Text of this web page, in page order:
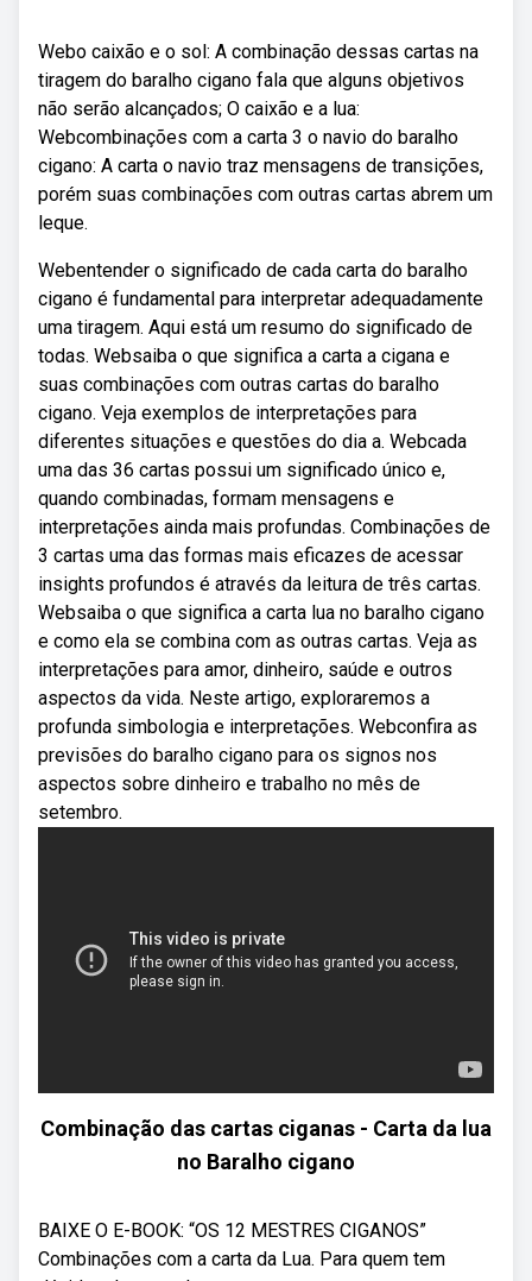
Webo caixão e o sol: A combinação dessas cartas na
tiragem do baralho cigano fala que alguns objetivos
não serão alcançados; O caixão e a lua:
Webcombinações com a carta 3 o navio do baralho
cigano: A carta o navio traz mensagens de transições,
porém suas combinações com outras cartas abrem um
leque.
Webentender o significado de cada carta do baralho
cigano é fundamental para interpretar adequadamente
uma tiragem. Aqui está um resumo do significado de
todas. Websaiba o que significa a carta a cigana e
suas combinações com outras cartas do baralho
cigano. Veja exemplos de interpretações para
diferentes situações e questões do dia a. Webcada
uma das 36 cartas possui um significado único e,
quando combinadas, formam mensagens e
interpretações ainda mais profundas. Combinações de
3 cartas uma das formas mais eficazes de acessar
insights profundos é através da leitura de três cartas.
Websaiba o que significa a carta lua no baralho cigano
e como ela se combina com as outras cartas. Veja as
interpretações para amor, dinheiro, saúde e outros
aspectos da vida. Neste artigo, exploraremos a
profunda simbologia e interpretações. Webconfira as
previsões do baralho cigano para os signos nos
aspectos sobre dinheiro e trabalho no mês de
setembro.
Combinação das cartas ciganas - Carta da lua
no Baralho cigano
BAIXE O E-BOOK: “OS 12 MESTRES CIGANOS”
Combinações com a carta da Lua. Para quem tem